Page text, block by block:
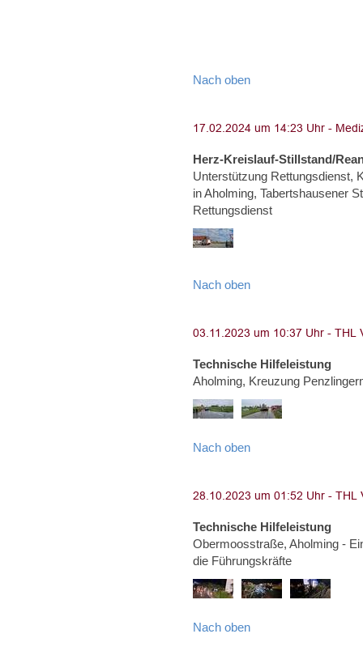
Nach oben
Herz-Kreislauf-Stillstand/
Unterstützung Rettungsdienst,
in Aholming, Tabertshausener
Rettungsdienst
Nach oben
Technische Hilfeleistung
Aholming, Kreuzung
Nach oben
Technische Hilfeleistung
Obermoosstraße, Aholming -
die Führungskräfte
Nach oben